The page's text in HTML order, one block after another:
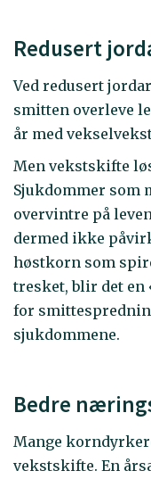
Redusert
Ved redusert
smitten overleve
år med
Men vekstskifte
Sjukdommer som
overvintre på
dermed ikke
høstkorn som
tresket, blir det
for
sjukdommene.
Bedre
Mange
vekstskifte. En